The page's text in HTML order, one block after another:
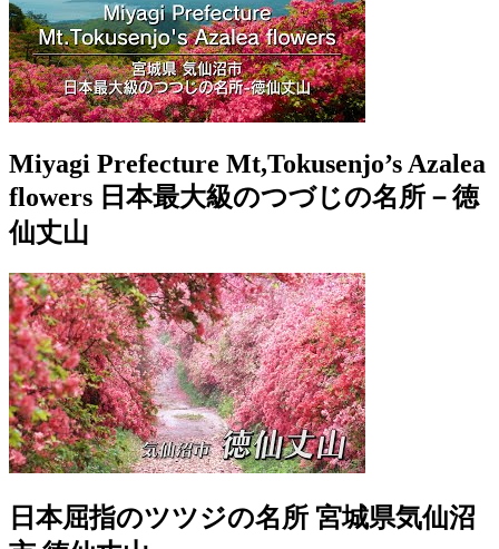
Miyagi Prefecture Mt,Tokusenjo’s Azalea
flowers 日本最大級のつづじの名所－徳
仙丈山
日本屈指のツツジの名所 宮城県気仙沼